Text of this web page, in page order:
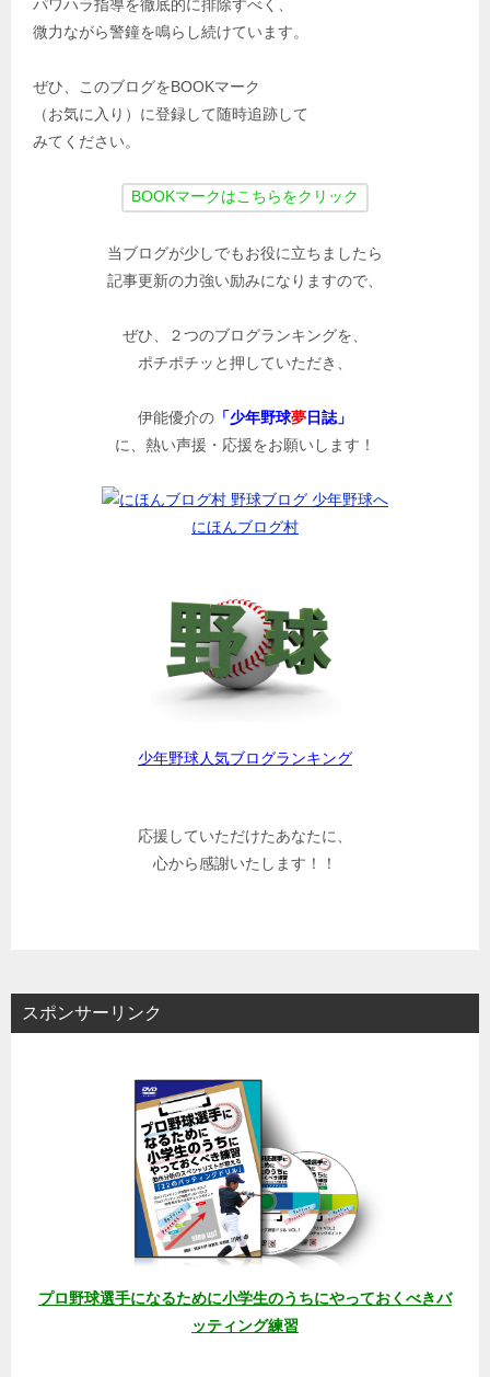
パワハラ指導を徹底的に排除すべく、
微力ながら警鐘を鳴らし続けています。
ぜひ、このブログをBOOKマーク
（お気に入り）に登録して随時追跡して
みてください。
当ブログが少しでもお役に立ちましたら
記事更新の力強い励みになりますので、
ぜひ、２つのブログランキングを、
ポチポチッと押していただき、
伊能優介の 「少年野球夢日誌」
に、熱い声援・応援をお願いします！
にほんブログ村
少年野球人気ブログランキング
応援していただけたあなたに、
心から感謝いたします！！
スポンサーリンク
プロ野球選手になるために小学生のうちにやっておくべきバ
ッティング練習